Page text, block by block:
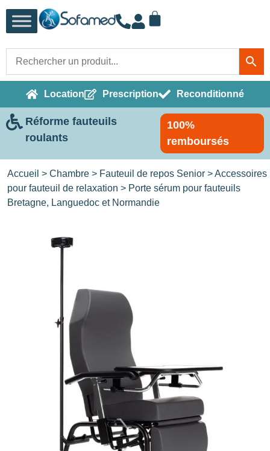
Location Prescription Reconditionné
Réforme fauteuils
roulants
100%
remboursés
Accueil > Chambre > Fauteuil de repos Senior >Accessoires
pour fauteuil de relaxation > Porte sérum pour fauteuils
Bretagne, Languedoc et Normandie